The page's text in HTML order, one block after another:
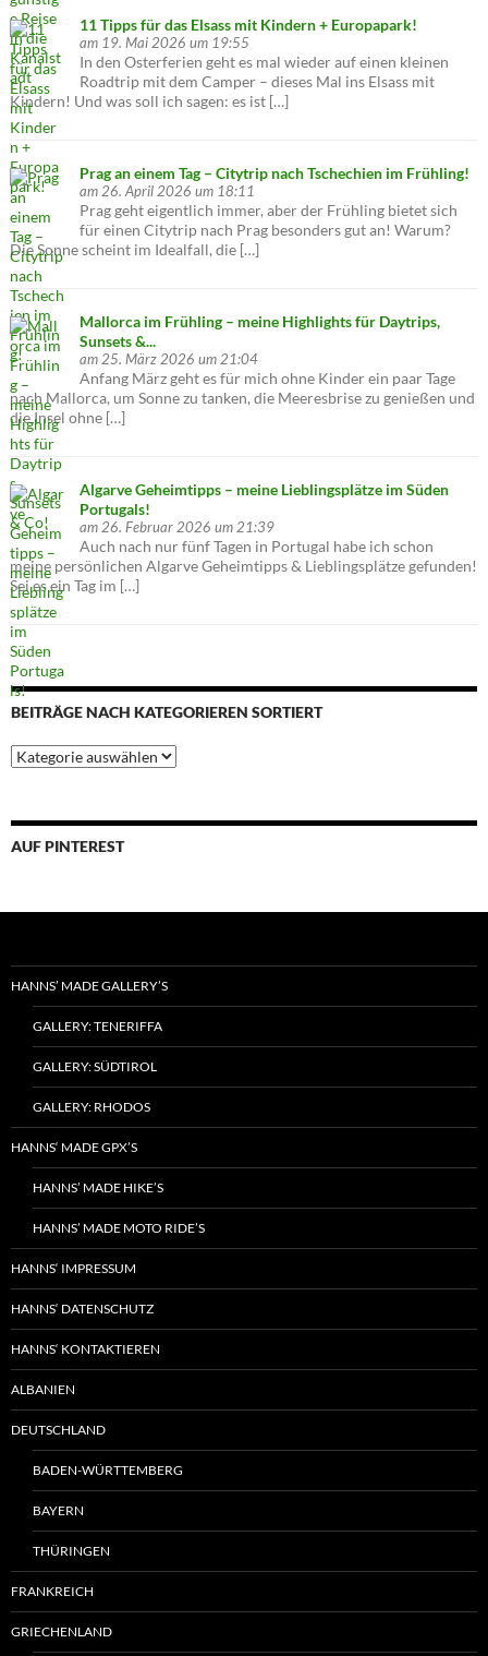
11 Tipps für das Elsass mit Kindern + Europapark!
am 19. Mai 2026 um 19:55
In den Osterferien geht es mal wieder auf einen kleinen
Roadtrip mit dem Camper – dieses Mal ins Elsass mit
Kindern! Und was soll ich sagen: es ist […]
Prag an einem Tag – Citytrip nach Tschechien im Frühling!
am 26. April 2026 um 18:11
Prag geht eigentlich immer, aber der Frühling bietet sich
für einen Citytrip nach Prag besonders gut an! Warum?
Die Sonne scheint im Idealfall, die […]
Mallorca im Frühling – meine Highlights für Daytrips,
Sunsets &...
am 25. März 2026 um 21:04
Anfang März geht es für mich ohne Kinder ein paar Tage
nach Mallorca, um Sonne zu tanken, die Meeresbrise zu genießen und
die Insel ohne […]
Algarve Geheimtipps – meine Lieblingsplätze im Süden
Portugals!
am 26. Februar 2026 um 21:39
Auch nach nur fünf Tagen in Portugal habe ich schon
meine persönlichen Algarve Geheimtipps & Lieblingsplätze gefunden!
Sei es ein Tag im […]
BEITRÄGE NACH KATEGORIEREN SORTIERT
Beiträge
nach
AUF PINTEREST
HANNS’ MADE GALLERY’S
GALLERY: TENERIFFA
GALLERY: SÜDTIROL
GALLERY: RHODOS
HANNS‘ MADE GPX’S
HANNS’ MADE HIKE’S
HANNS’ MADE MOTO RIDE’S
HANNS‘ IMPRESSUM
HANNS‘ DATENSCHUTZ
HANNS‘ KONTAKTIEREN
ALBANIEN
DEUTSCHLAND
BADEN-WÜRTTEMBERG
BAYERN
THÜRINGEN
FRANKREICH
GRIECHENLAND